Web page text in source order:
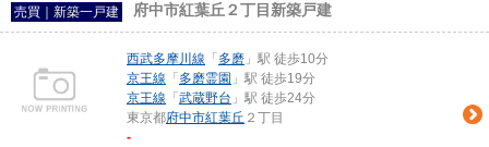
売買｜新築一戸建 府中市紅葉丘２丁目新築戸建
西武多摩川線 「 多磨 」駅 徒歩10分
京王線 「 多磨霊園 」駅 徒歩19分
京王線 「 武蔵野台 」駅 徒歩24分
東京都府中市紅葉丘 ２丁目
-